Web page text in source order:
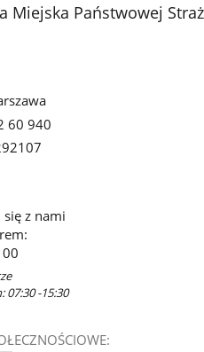
galerii.
Miejska Państwowej
60 940
z nami
07:30 -15:30